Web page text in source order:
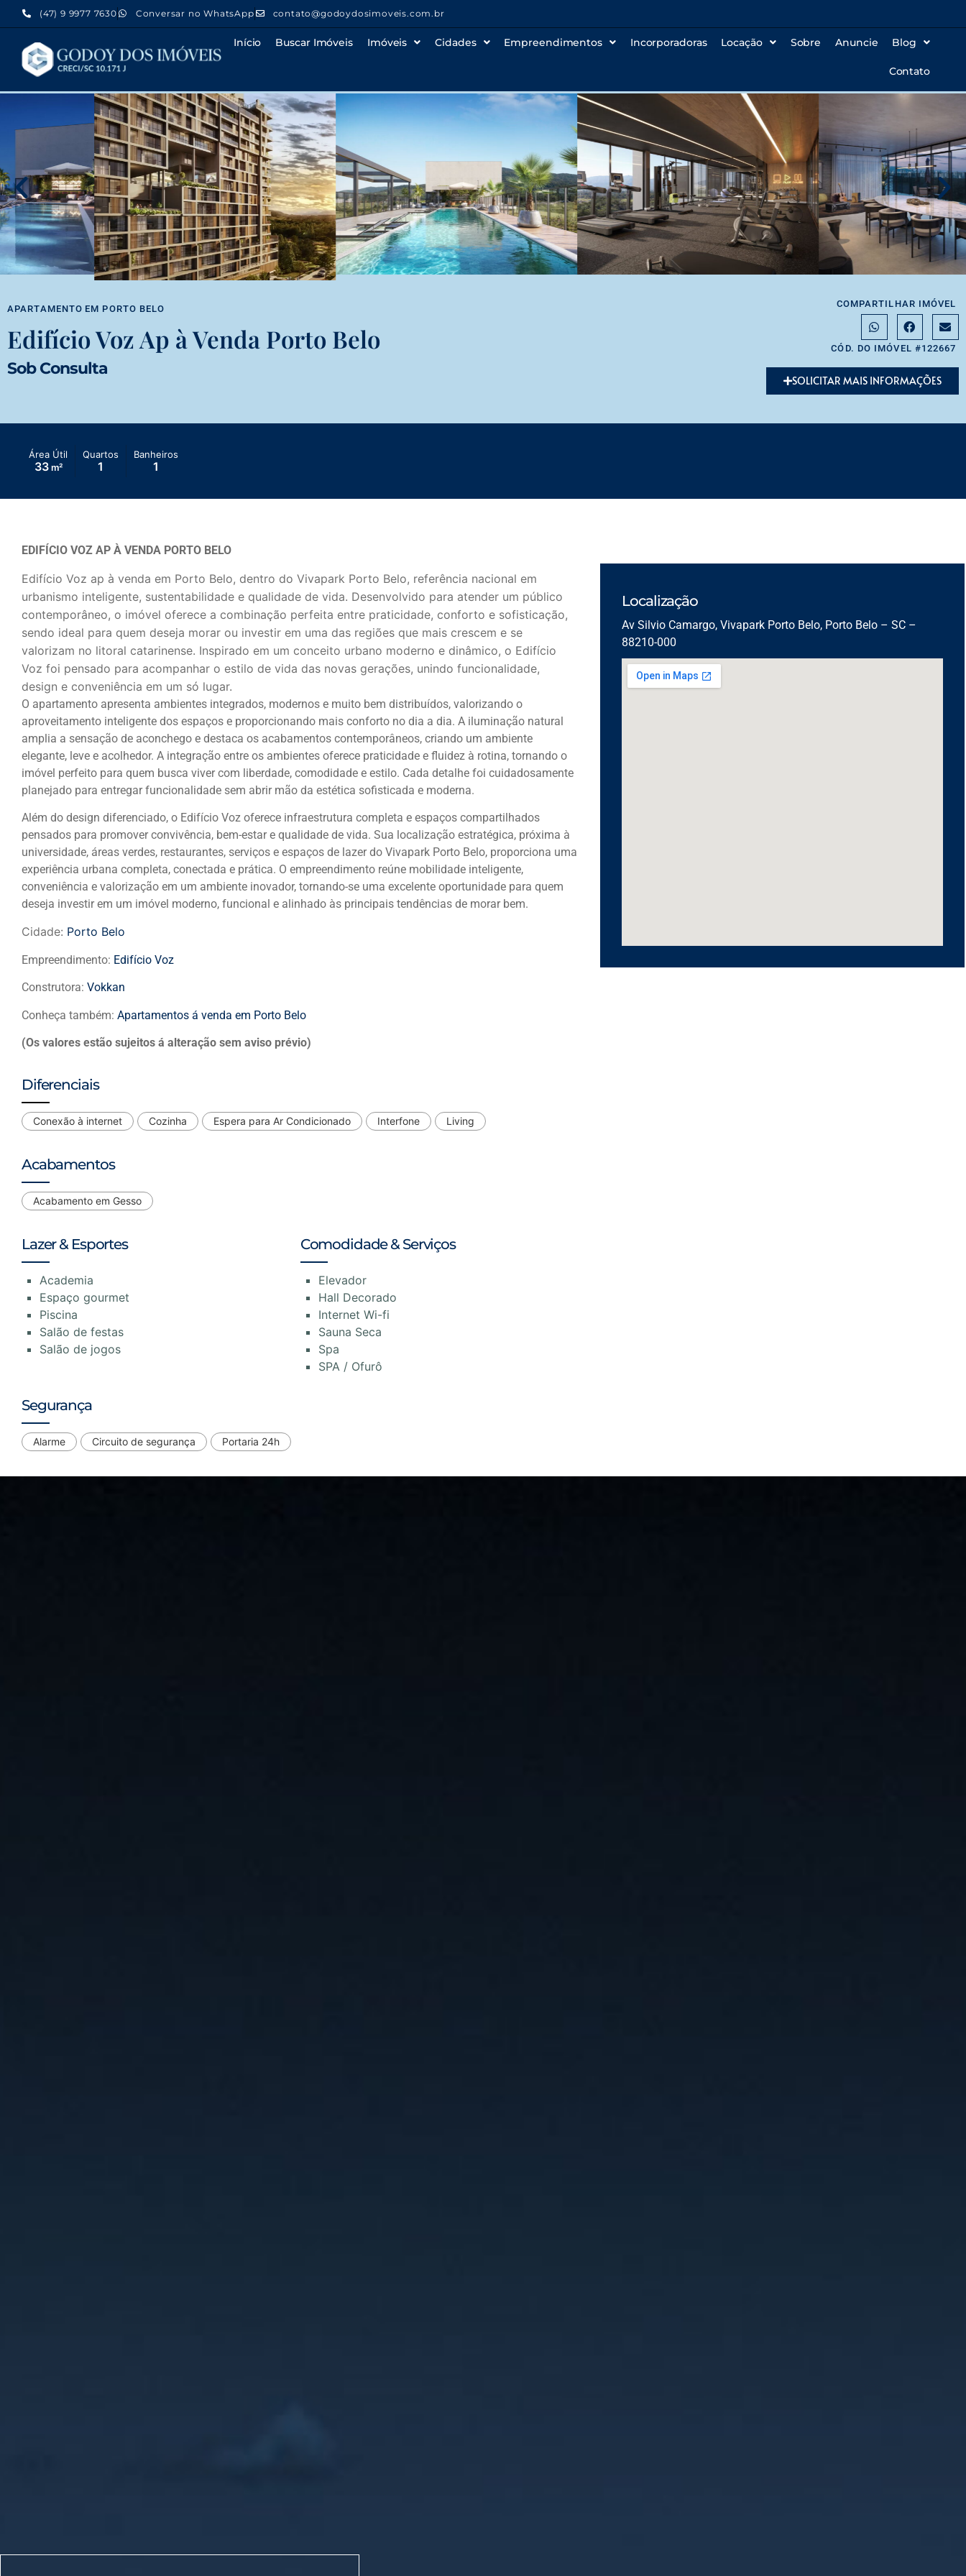
(47) 9 9977 7630 Conversar no WhatsApp contato@godoydosimoveis.com.br
Início Buscar Imóveis Imóveis Cidades Empreendimentos Incorporadoras Locação Sobre Anuncie Blog
Contato
APARTAMENTO EM PORTO BELO
Edifício Voz Ap à Venda Porto Belo
Sob Consulta
COMPARTILHAR IMÓVEL
CÓD. DO IMÓVEL #122667
SOLICITAR MAIS INFORMAÇÕES
Área Útil
33m²
Quartos
1
Banheiros
1
EDIFÍCIO VOZ AP À VENDA PORTO BELO
Edifício Voz ap à venda em Porto Belo, dentro do Vivapark Porto Belo, referência nacional em
urbanismo inteligente, sustentabilidade e qualidade de vida. Desenvolvido para atender um público
contemporâneo, o imóvel oferece a combinação perfeita entre praticidade, conforto e sofisticação,
sendo ideal para quem deseja morar ou investir em uma das regiões que mais crescem e se
valorizam no litoral catarinense. Inspirado em um conceito urbano moderno e dinâmico, o Edifício
Voz foi pensado para acompanhar o estilo de vida das novas gerações, unindo funcionalidade,
design e conveniência em um só lugar.
O apartamento apresenta ambientes integrados, modernos e muito bem distribuídos, valorizando o
aproveitamento inteligente dos espaços e proporcionando mais conforto no dia a dia. A iluminação natural
amplia a sensação de aconchego e destaca os acabamentos contemporâneos, criando um ambiente
elegante, leve e acolhedor. A integração entre os ambientes oferece praticidade e fluidez à rotina, tornando o
imóvel perfeito para quem busca viver com liberdade, comodidade e estilo. Cada detalhe foi cuidadosamente
planejado para entregar funcionalidade sem abrir mão da estética sofisticada e moderna.
Além do design diferenciado, o Edifício Voz oferece infraestrutura completa e espaços compartilhados
pensados para promover convivência, bem-estar e qualidade de vida. Sua localização estratégica, próxima à
universidade, áreas verdes, restaurantes, serviços e espaços de lazer do Vivapark Porto Belo, proporciona uma
experiência urbana completa, conectada e prática. O empreendimento reúne mobilidade inteligente,
conveniência e valorização em um ambiente inovador, tornando-se uma excelente oportunidade para quem
deseja investir em um imóvel moderno, funcional e alinhado às principais tendências de morar bem.
Cidade: Porto Belo
Empreendimento: Edifício Voz
Construtora: Vokkan
Conheça também: Apartamentos á venda em Porto Belo
(Os valores estão sujeitos á alteração sem aviso prévio)
Diferenciais
Conexão à internet Cozinha Espera para Ar Condicionado Interfone Living
Acabamentos
Acabamento em Gesso
Lazer & Esportes
Academia
Espaço gourmet
Piscina
Salão de festas
Salão de jogos
Comodidade & Serviços
Elevador
Hall Decorado
Internet Wi-fi
Sauna Seca
Spa
SPA / Ofurô
Segurança
Alarme Circuito de segurança Portaria 24h
Localização
Av Silvio Camargo, Vivapark Porto Belo, Porto Belo – SC –
88210-000